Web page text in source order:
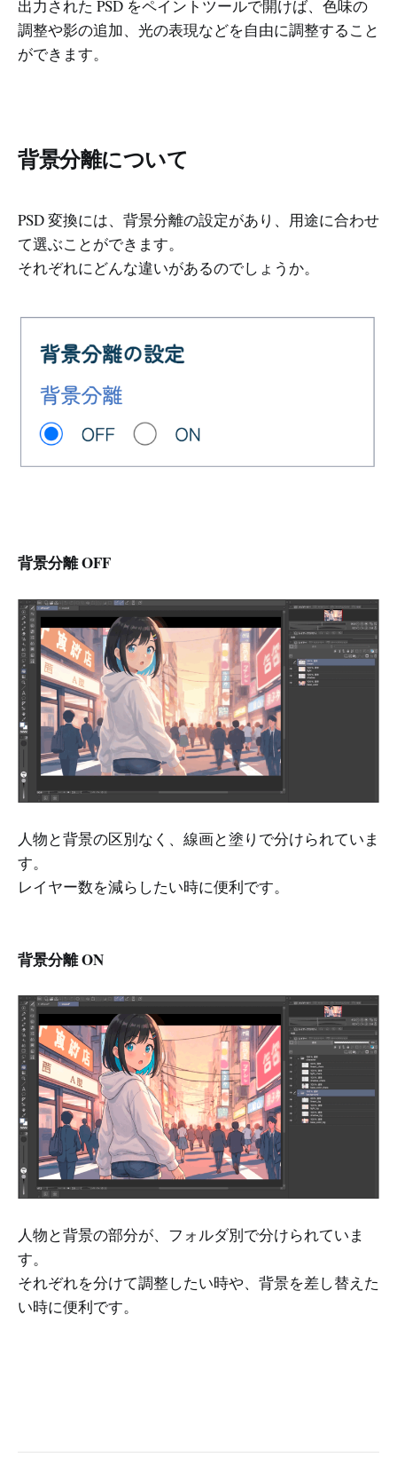
出力された PSD をペイントツールで開けば、色味の
調整や影の追加、光の表現などを自由に調整すること
ができます。
背景分離について
PSD 変換には、背景分離の設定があり、用途に合わせ
て選ぶことができます。
それぞれにどんな違いがあるのでしょうか。
背景分離 OFF
人物と背景の区別なく、線画と塗りで分けられていま
す。
レイヤー数を減らしたい時に便利です。
背景分離 ON
人物と背景の部分が、フォルダ別で分けられていま
す。
それぞれを分けて調整したい時や、背景を差し替えた
い時に便利です。